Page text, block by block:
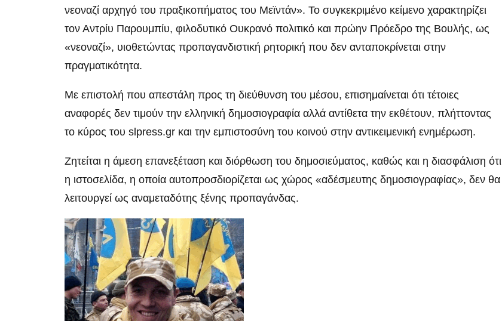
νεοναζί αρχηγό του πραξικοπήματος του Μεϊντάν». Το συγκεκριμένο κείμενο χαρακτηρίζει
τον Αντρίυ Παρουμπίυ, φιλοδυτικό Ουκρανό πολιτικό και πρώην Πρόεδρο της Βουλής, ως
«νεοναζί», υιοθετώντας προπαγανδιστική ρητορική που δεν ανταποκρίνεται στην
πραγματικότητα.
Με επιστολή που απεστάλη προς τη διεύθυνση του μέσου, επισημαίνεται ότι τέτοιες
αναφορές δεν τιμούν την ελληνική δημοσιογραφία αλλά αντίθετα την εκθέτουν, πλήττοντας
το κύρος του slpress.gr και την εμπιστοσύνη του κοινού στην αντικειμενική ενημέρωση.
Ζητείται η άμεση επανεξέταση και διόρθωση του δημοσιεύματος, καθώς και η διασφάλιση ότι
η ιστοσελίδα, η οποία αυτοπροσδιορίζεται ως χώρος «αδέσμευτης δημοσιογραφίας», δεν θα
λειτουργεί ως αναμεταδότης ξένης προπαγάνδας.